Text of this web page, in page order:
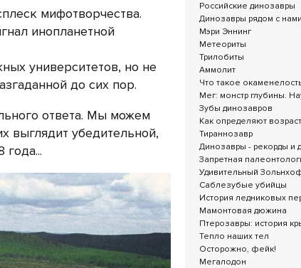
мифотворчества.
инопланетной
университетов, но не
до сих пор.
ответа. Мы можем
выглядит убедительной,
Российские динозавры
Динозавры рядом с нами
Мэри Эннинг
Метеориты
Трилобиты
Аммолит
Что такое
Мег: монстр глубины.
Зубы динозавров
Как определяют
Тираннозавр
Динозавры - рекорды и
Запретная
Удивительный
Саблезубые убийцы
История ледниковых
Мамонтовая дюжина
Птерозавры: история
Тепло наших тел
Осторожно, фейк!
Мегалодон